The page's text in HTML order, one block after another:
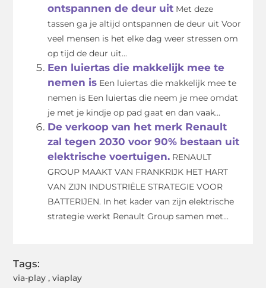
ontspannen de deur uit Met deze
tassen ga je altijd ontspannen de deur uit Voor
veel mensen is het elke dag weer stressen om
op tijd de deur uit...
Een luiertas die makkelijk mee te
nemen is Een luiertas die makkelijk mee te
nemen is Een luiertas die neem je mee omdat
je met je kindje op pad gaat en dan vaak...
De verkoop van het merk Renault
zal tegen 2030 voor 90% bestaan uit
elektrische voertuigen. RENAULT
GROUP MAAKT VAN FRANKRIJK HET HART
VAN ZIJN INDUSTRIËLE STRATEGIE VOOR
BATTERIJEN. In het kader van zijn elektrische
strategie werkt Renault Group samen met...
Tags:
via-play ,viaplay